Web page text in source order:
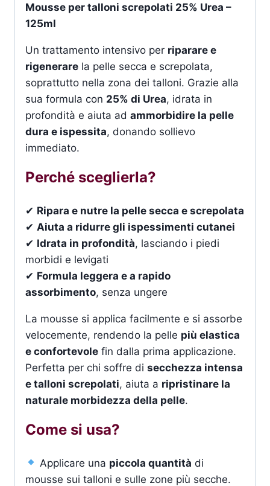
Mousse per talloni screpolati 25% Urea –
125ml
Un trattamento intensivo per riparare e
rigenerare la pelle secca e screpolata,
soprattutto nella zona dei talloni. Grazie alla
sua formula con 25% di Urea, idrata in
profondità e aiuta ad ammorbidire la pelle
dura e ispessita, donando sollievo
immediato.
Perché sceglierla?
✔ Ripara e nutre la pelle secca e screpolata
✔ Aiuta a ridurre gli ispessimenti cutanei
✔ Idrata in profondità, lasciando i piedi
morbidi e levigati
✔ Formula leggera e a rapido
assorbimento, senza ungere
La mousse si applica facilmente e si assorbe
velocemente, rendendo la pelle più elastica
e confortevole fin dalla prima applicazione.
Perfetta per chi soffre di secchezza intensa
e talloni screpolati, aiuta a ripristinare la
naturale morbidezza della pelle.
Come si usa?
Applicare una piccola quantità di
mousse sui talloni e sulle zone più secche.